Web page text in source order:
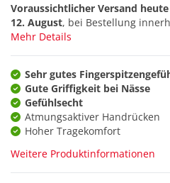
Voraussichtlicher Versand heute
12. August, bei Bestellung
Mehr Details
Sehr gutes
Gute Griffigkeit bei Nässe
Gefühlsecht
Atmungsaktiver Handrücken
Hoher Tragekomfort
Weitere Produktinformationen